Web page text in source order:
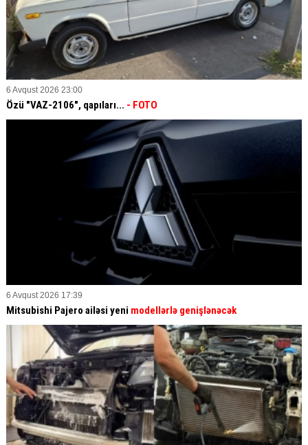
6 Avqust 2026 23:00
Özü "VAZ-2106", qapıları... - FOTO
6 Avqust 2026 17:39
Mitsubishi Pajero ailəsi yeni modellərlə genişlənəcək